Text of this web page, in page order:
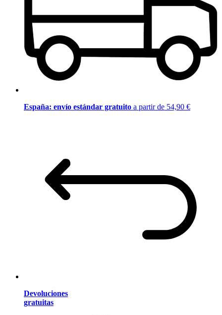
España: envío estándar gratuito a partir de 54,90 €
Devoluciones
gratuitas